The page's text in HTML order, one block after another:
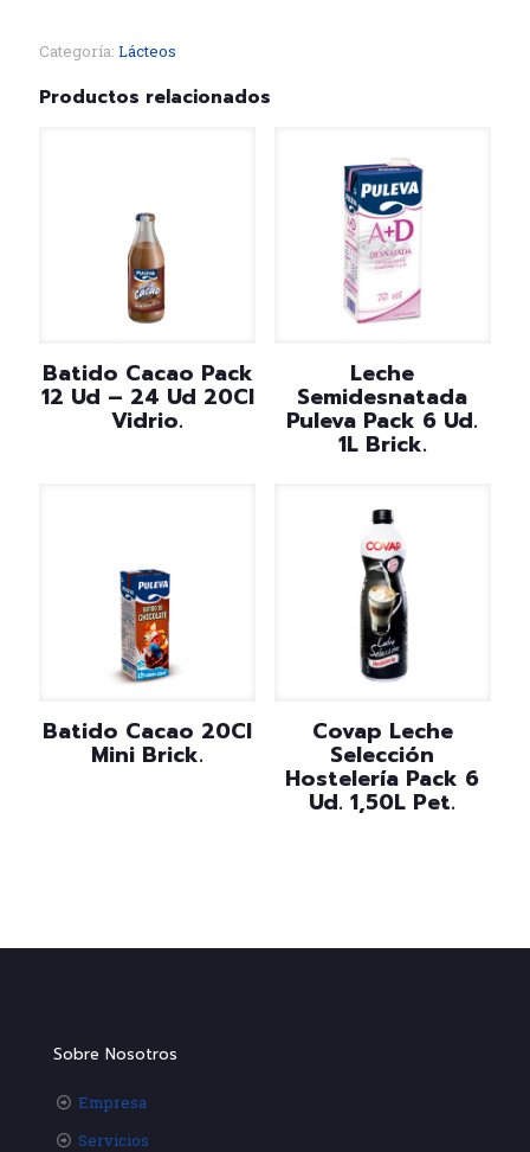
Categoría: Lácteos
Productos relacionados
Batido Cacao Pack
12 Ud – 24 Ud 20Cl
Vidrio.
Leche
Semidesnatada
Puleva Pack 6 Ud.
1L Brick.
Batido Cacao 20Cl
Mini Brick.
Covap Leche
Selección
Hostelería Pack 6
Ud. 1,50L Pet.
Sobre Nosotros
Empresa
Servicios